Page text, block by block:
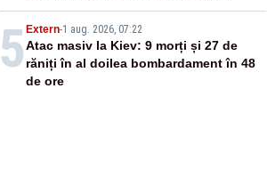
România
5 Extern-1 aug. 2026, 07:22
Atac masiv la Kiev: 9 morți și 27 de
răniți în al doilea bombardament în 48
de ore